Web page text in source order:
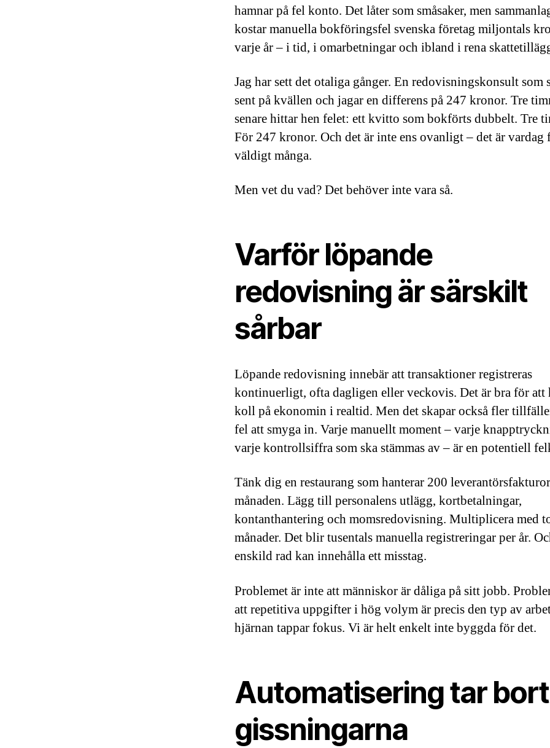
hamnar på fel konto. Det låter som småsaker, men
kostar manuella bokföringsfel svenska företag miljontals
varje år – i tid, i omarbetningar och ibland i rena
Jag har sett det otaliga gånger. En redovisningskonsult som
sent på kvällen och jagar en differens på 247 kronor. Tre
senare hittar hen felet: ett kvitto som bokförts dubbelt. Tre
För 247 kronor. Och det är inte ens ovanligt – det är vardag
väldigt många.
Men vet du vad? Det behöver inte vara så.
Varför löpande
redovisning är särskilt
sårbar
Löpande redovisning innebär att transaktioner registreras
kontinuerligt, ofta dagligen eller veckovis. Det är bra för att
koll på ekonomin i realtid. Men det skapar också fler
fel att smyga in. Varje manuellt moment – varje
varje kontrollsiffra som ska stämmas av – är en potentiell
Tänk dig en restaurang som hanterar 200
månaden. Lägg till personalens utlägg, kortbetalningar,
kontanthantering och momsredovisning. Multiplicera med
månader. Det blir tusentals manuella registreringar per år.
enskild rad kan innehålla ett misstag.
Problemet är inte att människor är dåliga på sitt jobb.
att repetitiva uppgifter i hög volym är precis den typ av
hjärnan tappar fokus. Vi är helt enkelt inte byggda för det.
Automatisering tar bort
gissningarna